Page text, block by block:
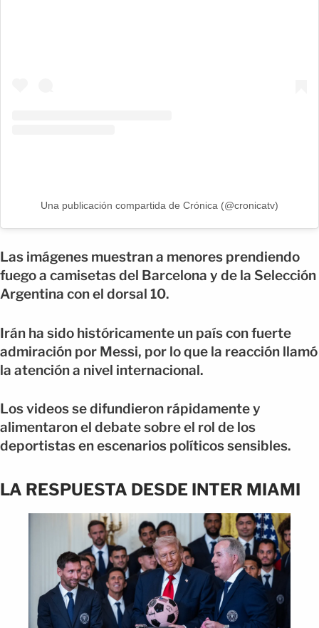
Una publicación compartida de Crónica (@cronicatv)
Las imágenes muestran a menores prendiendo
fuego a camisetas del Barcelona y de la Selección
Argentina con el dorsal 10.
Irán ha sido históricamente un país con fuerte
admiración por Messi, por lo que la reacción llamó
la atención a nivel internacional.
Los videos se difundieron rápidamente y
alimentaron el debate sobre el rol de los
deportistas en escenarios políticos sensibles.
LA RESPUESTA DESDE INTER MIAMI